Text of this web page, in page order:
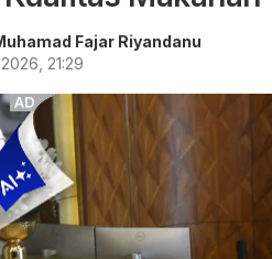
Fajar Riyandanu
21:29